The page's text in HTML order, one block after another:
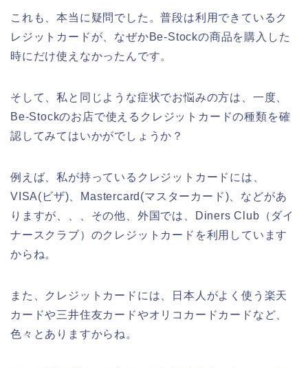
これも、本当に疑問でした。普段は利用できているク
レジットカードが、なぜかBe-Stockの商品を購入した
時にだけ使えなかったんです。
そして、私と同じような症状でお悩みの方は、一度、
Be-Stockのお店で使えるクレジットカードの種類を確
認してみてはいかがでしょうか？
例えば、私が持っているクレジットカードには、
VISA(ビザ)、Mastercard(マスターカード)、などがあ
りますが、、、その他、外国では、Diners Club（ダイ
ナースクラブ）のクレジットカードを利用しています
からね。
また、クレジットカードには、日本人がよく使う楽天
カードや三井住友カードやオリコカードカードなど、
色々とありますからね。